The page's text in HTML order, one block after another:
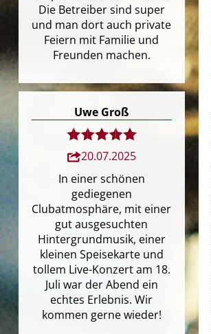
Die Betreiber sind super
und man dort auch private
Feiern mit Familie und
Freunden machen.
Uwe Groß
20.07.2025
In einer schönen
gediegenen
Clubatmosphäre, mit einer
gut ausgesuchten
Hintergrundmusik, einer
kleinen Speisekarte und
tollem Live-Konzert am 18.
Juli war der Abend ein
echtes Erlebnis. Wir
kommen gerne wieder!